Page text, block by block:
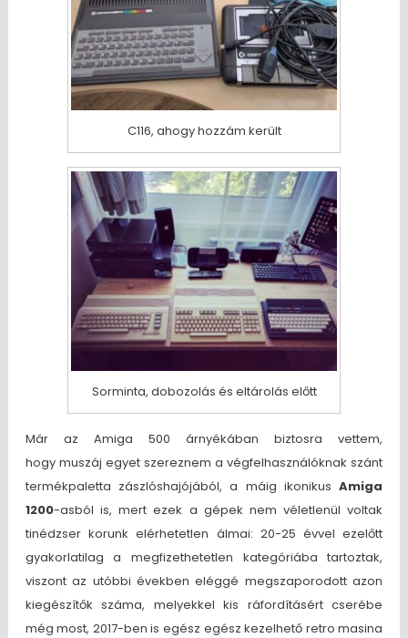
C116, ahogy hozzám került
Sorminta, dobozolás és eltárolás előtt
Már az Amiga 500 árnyékában biztosra vettem,
hogy muszáj egyet szereznem a végfelhasználóknak szánt
termékpaletta zászlóshajójából, a máig ikonikusAmiga
1200-asból is, mert ezek a gépek nem véletlenül voltak
tinédzser korunk elérhetetlen álmai: 20-25 évvel ezelőtt
gyakorlatilag a megfizethetetlen kategóriába tartoztak,
viszont az utóbbi években eléggé megszaporodott azon
kiegészítők száma, melyekkel kis ráfordításért cserébe
még most, 2017-ben is egész egész kezelhető retro masina